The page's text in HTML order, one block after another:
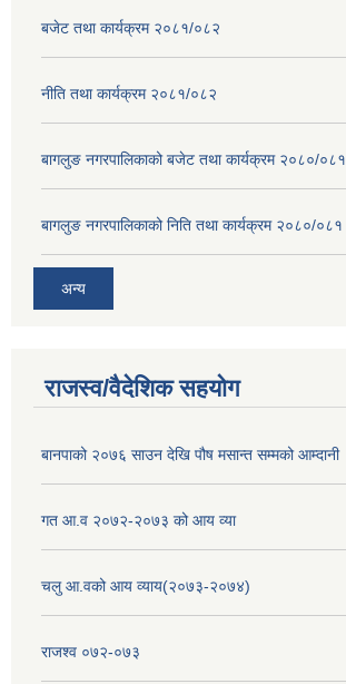
बजेट तथा कार्यक्रम २०८१/०८२
नीति तथा कार्यक्रम २०८१/०८२
बागलुङ नगरपालिकाको बजेट तथा कार्यक्रम २०८०/०८१
बागलुङ नगरपालिकाको निति तथा कार्यक्रम २०८०/०८१
अन्य
राजस्व/वैदेशिक सहयोग
बानपाको २०७६ साउन देखि पौष मसान्त सम्मको आम्दानी
गत आ.व २०७२-२०७३ को आय व्या
चलु आ.वको आय व्याय(२०७३-२०७४)
राजश्व ०७२-०७३